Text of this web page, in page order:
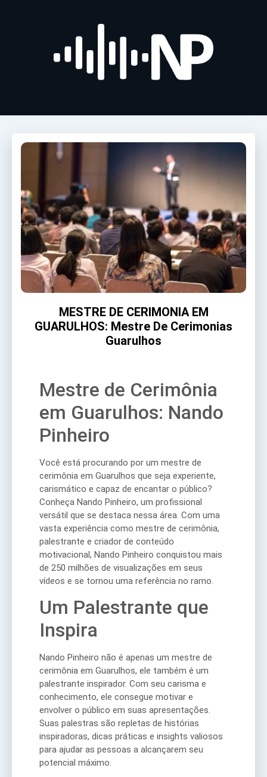
MESTRE DE CERIMONIA EM
GUARULHOS: Mestre De Cerimonias
Guarulhos
Mestre de Cerimônia
em Guarulhos: Nando
Pinheiro
Você está procurando por um mestre de
cerimônia em Guarulhos que seja experiente,
carismático e capaz de encantar o público?
Conheça Nando Pinheiro, um profissional
versátil que se destaca nessa área. Com uma
vasta experiência como mestre de cerimônia,
palestrante e criador de conteúdo
motivacional, Nando Pinheiro conquistou mais
de 250 milhões de visualizações em seus
vídeos e se tornou uma referência no ramo.
Um Palestrante que
Inspira
Nando Pinheiro não é apenas um mestre de
cerimônia em Guarulhos, ele também é um
palestrante inspirador. Com seu carisma e
conhecimento, ele consegue motivar e
envolver o público em suas apresentações.
Suas palestras são repletas de histórias
inspiradoras, dicas práticas e insights valiosos
para ajudar as pessoas a alcançarem seu
potencial máximo.